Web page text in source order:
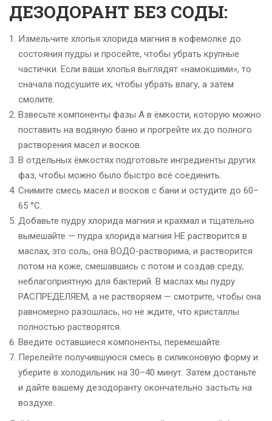
ДЕЗОДОРАНТ БЕЗ СОДЫ:
Измельчите хлопья хлорида магния в кофемолке до
состояния пудры и просейте, чтобы убрать крупные
частички. Если ваши хлопья выглядят «намокшими», то
сначала подсушите их, чтобы убрать влагу, а затем
смолите.
Взвесьте компоненты фазы А в ёмкости, которую можно
поставить на водяную баню и прогрейте их до полного
растворения масел и восков.
В отдельных ёмкостях подготовьте ингредиенты других
фаз, чтобы можно было быстро всё соединить.
Снимите смесь масел и восков с бани и остудите до 60–
65 °C.
Добавьте пудру хлорида магния и крахмал и тщательно
вымешайте — пудра хлорида магния НЕ растворится в
маслах, это соль, она ВОДО-растворима, и растворится
потом на коже, смешавшись с потом и создав среду,
неблагоприятную для бактерий. В маслах мы пудру
РАСПРЕДЕЛЯЕМ, а не растворяем — смотрите, чтобы она
равномерно разошлась, но не ждите, что кристаллы
полностью растворятся.
Введите оставшиеся компоненты, перемешайте.
Перелейте получившуюся смесь в силиконовую форму и
уберите в холодильник на 30–40 минут. Затем достаньте
и дайте вашему дезодоранту окончательно застыть на
воздухе.